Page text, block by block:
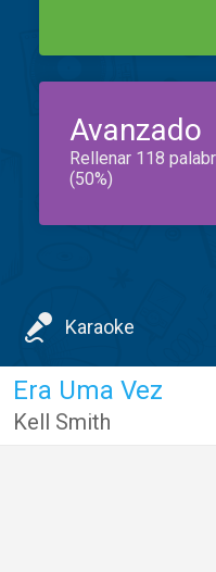
Avanzado
Rellenar 118
(50%)
Karaoke
Era Uma Vez
Kell Smith